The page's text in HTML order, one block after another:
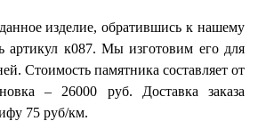
изделие, обратившись к нашему
артикул к087. Мы изготовим его для
Стоимость памятника составляет от
– 26000 руб. Доставка заказа
75 руб/км.